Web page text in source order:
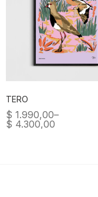
TERO
$ 1.990,00–
$ 4.300,00